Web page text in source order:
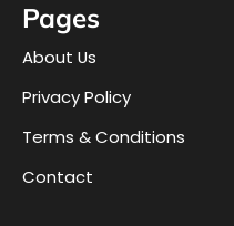
Pages
About Us
Privacy Policy
Terms & Conditions
Contact